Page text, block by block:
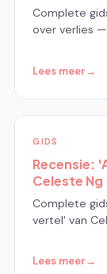
Complete
over verlies
Lees meer
GIDS
Recensie:
Celeste Ng
Complete
vertel' van
Lees meer